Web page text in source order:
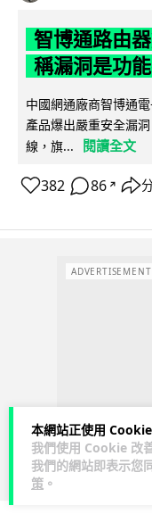
本網站正使用 Cookie
我們使用 Cookie 改
我們的網站即表示您
策 。
智博通路由
稱漏洞是功
中國網通廠商智博通
產品爆出嚴重安全漏
線，旗...
閱讀全文
382 86 ↗
ADVERTISEMENT